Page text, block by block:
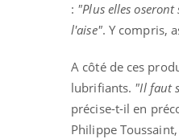
: "Plus elles
l'aise". Y compris,
A côté de ces
lubrifiants. "Il faut
précise-t-il en
Philippe